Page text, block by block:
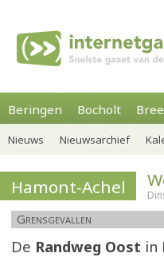
Beringen Bocholt Bree
Nieuws Nieuwsarchief
Hamont-Achel
Grensgevallen
De Randweg Oost in